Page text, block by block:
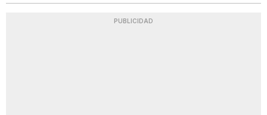
PUBLICIDAD